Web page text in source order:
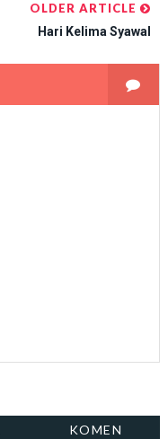
OLDER ARTICLE
Hari Kelima Syawal
KOMEN